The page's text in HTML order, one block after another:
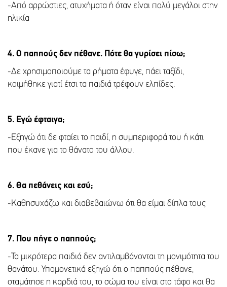
-Από αρρώστιες, ατυχήματα ή όταν είναι πολύ μεγάλοι στην
ηλικία
4. Ο παππούς δεν πέθανε. Πότε θα γυρίσει πίσω;
-Δε χρησιμοποιούμε τα ρήματα έφυγε, πάει ταξίδι,
κοιμήθηκε γιατί έτσι τα παιδιά τρέφουν ελπίδες.
5. Εγώ έφταιγα;
-Εξηγώ ότι δε φταίει το παιδί, η συμπεριφορά του ή κάτι
που έκανε για το θάνατο του άλλου.
6. Θα πεθάνεις και εσύ;
-Καθησυχάζω και διαβεβαιώνω ότι θα είμαι δίπλα τους
7. Που πήγε ο παππούς;
-Τα μικρότερα παιδιά δεν αντιλαμβάνονται τη μονιμότητα του
θανάτου. Υπομονετικά εξηγώ ότι ο παππούς πέθανε,
σταμάτησε η καρδιά του, το σώμα του είναι στο τάφο και θα